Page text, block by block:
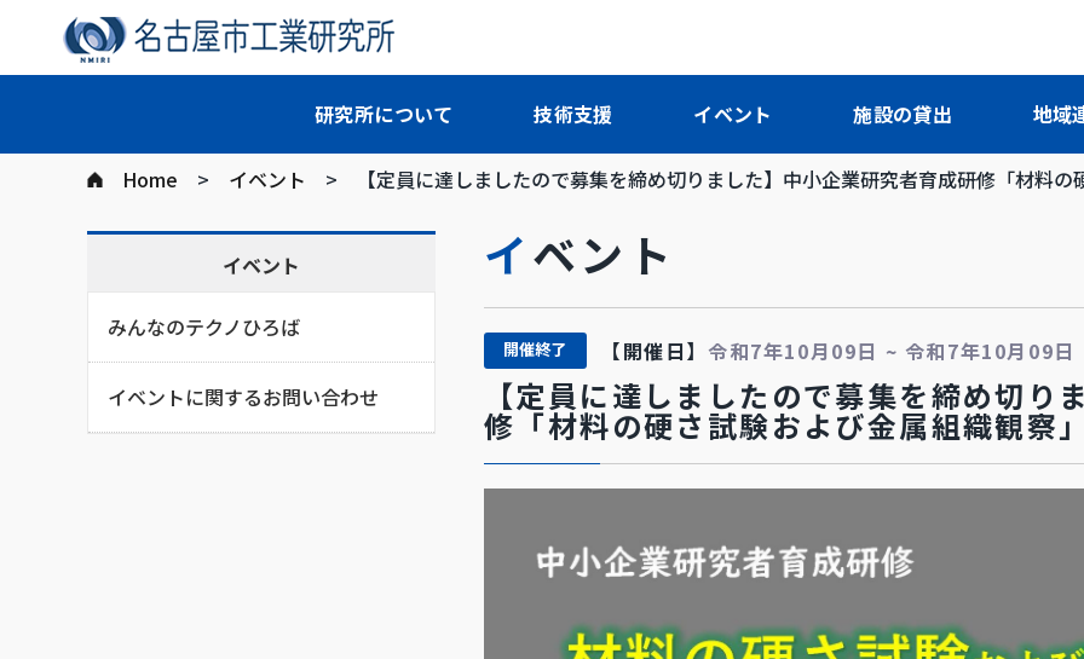
研究所について 技術支援 イベント 施設の貸出 地域
Home イベント 【定員に達しましたので募集を締め切りました】中小企業研究者育成研修「材料
イベント
開催終了 【開催日】 令和7年10月09日 ~ 令和7年10月09日
【定員に達しましたので募集を締め切
修「材料の硬さ試験および金属組織観察
イベント
みんなのテクノひろば
イベントに関するお問い合わせ